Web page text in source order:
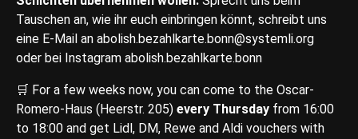
Tauschen an, wie ihr euch einbringen könnt, schreibt uns
eine E-Mail an abolish.bezahlkarte.bonn@systemli.org
oder bei Instagram abolish.bezahlkarte.bonn
🛒 For a few weeks now, you can come to the Oscar-
Romero-Haus (Heerstr. 205) every Thursday from 16:00
to 18:00 and get Lidl, DM, Rewe and Aldi vouchers with